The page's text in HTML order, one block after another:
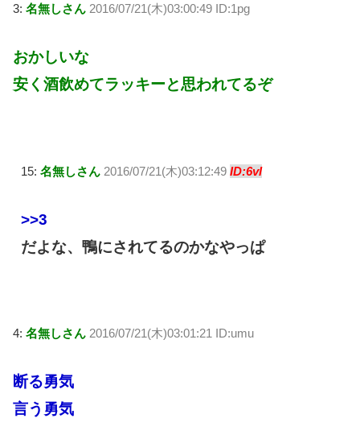
3: 名無しさん 2016/07/21(木)03:00:49 ID:1pg
おかしいな
安く酒飲めてラッキーと思われてるぞ
15: 名無しさん 2016/07/21(木)03:12:49 ID:6vl
>>3
だよな、鴨にされてるのかなやっぱ
4: 名無しさん 2016/07/21(木)03:01:21 ID:umu
断る勇気
言う勇気